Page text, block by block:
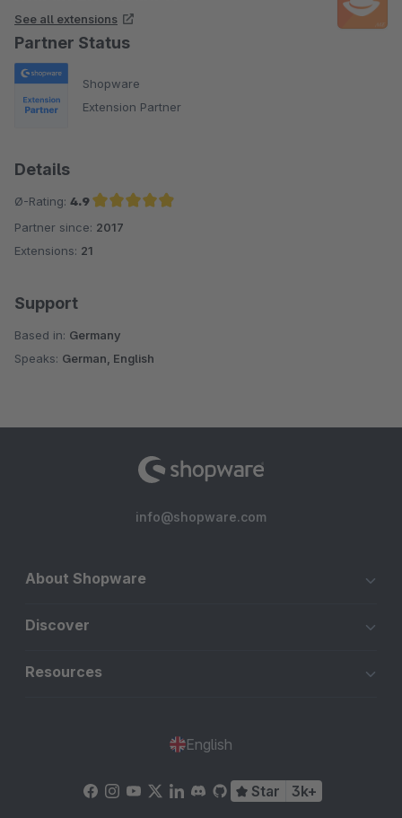
See all extensions
Partner Status
Shopware
Extension Partner
Details
Ø-Rating: 4.9
Average rating of 4.9 out of 5 stars
Partner since: 2017
Extensions: 21
Support
Based in: Germany
Speaks: German, English
info@shopware.com
About Shopware
Discover
Resources
English
Star 3k+